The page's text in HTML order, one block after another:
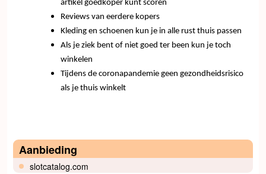
artikel goedkoper kunt scoren
Reviews van eerdere kopers
Kleding en schoenen kun je in alle rust thuis passen
Als je ziek bent of niet goed ter been kun je toch
winkelen
Tijdens de coronapandemie geen gezondheidsrisico
als je thuis winkelt
Aanbieding
slotcatalog.com